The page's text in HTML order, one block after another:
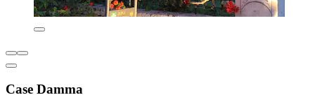
Case Damma